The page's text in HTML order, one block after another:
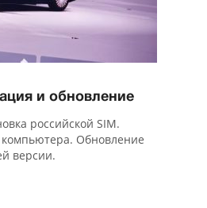
и обновление
российской SIM.
компьютера. Обновление
версии.